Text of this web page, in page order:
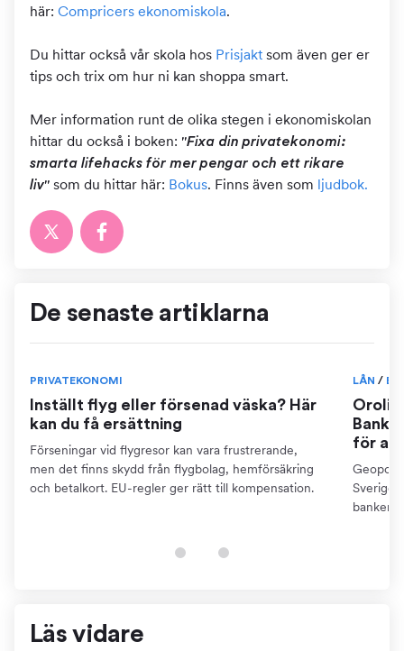
här: Compricers ekonomiskola.
Du hittar också vår skola hos Prisjakt som även ger er
tips och trix om hur ni kan shoppa smart.
Mer information runt de olika stegen i ekonomiskolan
hittar du också i boken: "Fixa din privatekonomi:
smarta lifehacks för mer pengar och ett rikare
liv" som du hittar här: Bokus. Finns även som ljudbok.
De senaste artiklarna
PRIVATEKONOMI
Inställt flyg eller försenad väska? Här
kan du få ersättning
Förseningar vid flygresor kan vara frustrerande,
men det finns skydd från flygbolag, hemförsäkring
och betalkort. EU-regler ger rätt till kompensation.
LÅN/
Orolig
för
Sverige.
Läs vidare